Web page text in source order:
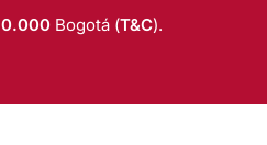
Bogotá (T&C).